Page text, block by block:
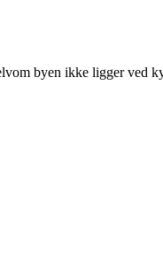
byen ikke ligger